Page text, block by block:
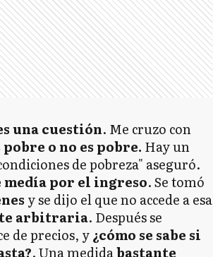
una cuestión. Me cruzo con
o no es pobre. Hay un
de pobreza" aseguró.
medía por el ingreso. Se tomó
y se dijo el que no accede a esa
arbitraria. Después se
de precios, y¿cómo se sabe si
. Una medidabastante